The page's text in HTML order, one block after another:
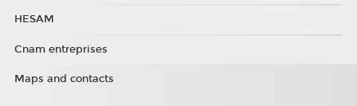
HESAM
Cnam entreprises
Maps and contacts